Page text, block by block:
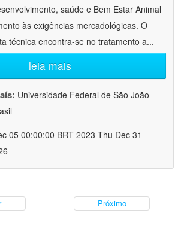
saúde e Bem Estar Animal
às exigências mercadológicas. O
técnica encontra-se no tratamento a...
leia mais
Universidade Federal de São João
05 00:00:00 BRT 2023-Thu Dec 31
Próximo